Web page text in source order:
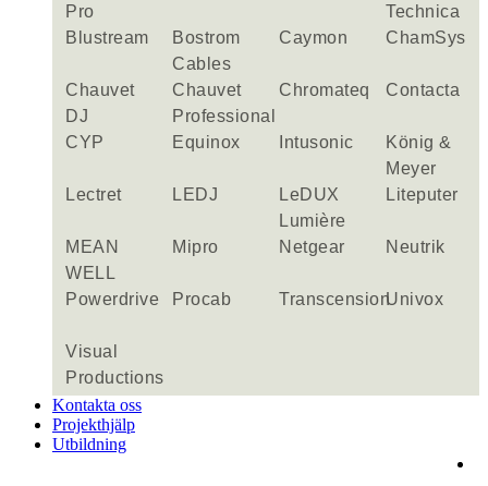
Pro
Technica
Blustream
Bostrom
Cables
Caymon ChamSys
Chauvet
DJ
Chauvet
Professional
Chromateq Contacta
CYP Equinox Intusonic
König &
Meyer
Lectret
LEDJ
LeDUX
Lumière
Liteputer
MEAN
WELL
Mipro Netgear Neutrik
Powerdrive Procab TranscensionUnivox
Visual
Productions
Kontakta oss
Projekthjälp
Utbildning